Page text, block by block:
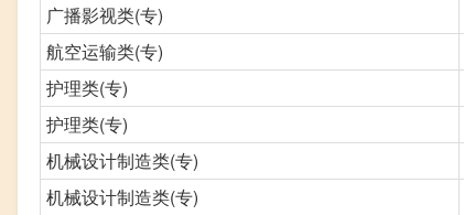
广播影视类(专)
航空运输类(专)
护理类(专)
护理类(专)
机械设计制造类(专)
机械设计制造类(专)